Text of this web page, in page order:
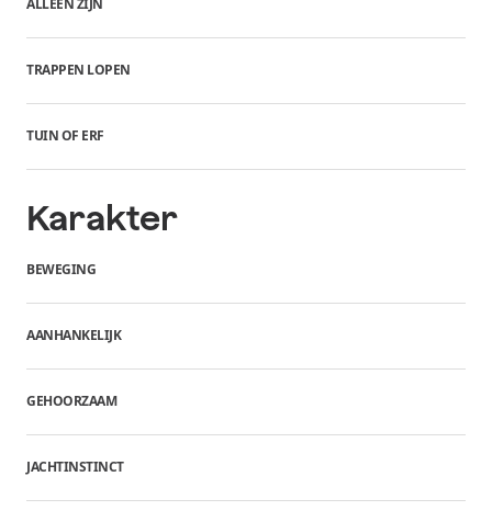
ALLEEN ZIJN
TRAPPEN LOPEN
TUIN OF ERF
Karakter
BEWEGING
AANHANKELIJK
GEHOORZAAM
JACHTINSTINCT